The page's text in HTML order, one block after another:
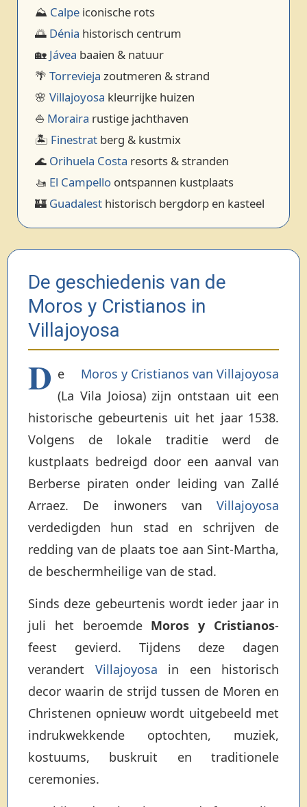
⛰️ Calpe iconische rots
🌅 Dénia historisch centrum
🏡 Jávea baaien & natuur
🌴 Torrevieja zoutmeren & strand
🌸 Villajoyosa kleurrijke huizen
⛵ Moraira rustige jachthaven
🏝️ Finestrat berg & kustmix
🌊 Orihuela Costa resorts & stranden
🚤 El Campello ontspannen kustplaats
🏰 Guadalest historisch bergdorp en kasteel
De geschiedenis van de
Moros y Cristianos in
Villajoyosa
D e Moros y Cristianos van Villajoyosa
(La Vila Joiosa) zijn ontstaan uit een
historische gebeurtenis uit het jaar 1538.
Volgens de lokale traditie werd de
kustplaats bedreigd door een aanval van
Berberse piraten onder leiding van Zallé
Arraez. De inwoners van Villajoyosa
verdedigden hun stad en schrijven de
redding van de plaats toe aan Sint-Martha,
de beschermheilige van de stad.
Sinds deze gebeurtenis wordt ieder jaar in
juli het beroemde Moros y Cristianos-
feest gevierd. Tijdens deze dagen
verandert Villajoyosa in een historisch
decor waarin de strijd tussen de Moren en
Christenen opnieuw wordt uitgebeeld met
indrukwekkende optochten, muziek,
kostuums, buskruit en traditionele
ceremonies.